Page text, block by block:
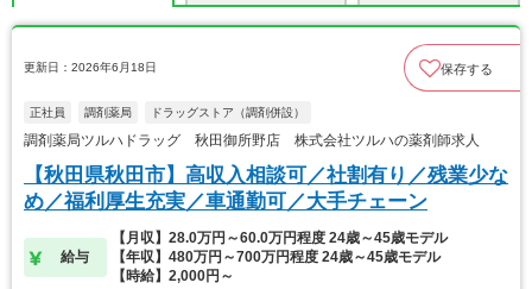
更新日：2026年6月18日 保存する
正社員 調剤薬局 ドラッグストア（調剤併設）
調剤薬局ツルハドラッグ 秋田御所野店 株式会社ツルハの薬剤師求人
【秋田県秋田市】高収入相談可／社割有り／残業少な
め／福利厚生充実／車通勤可／大手チェーン
給与
【月収】28.0万円～60.0万円程度 24歳～45歳モデル
【年収】480万円～700万円程度 24歳～45歳モデル
【時給】2,000円～